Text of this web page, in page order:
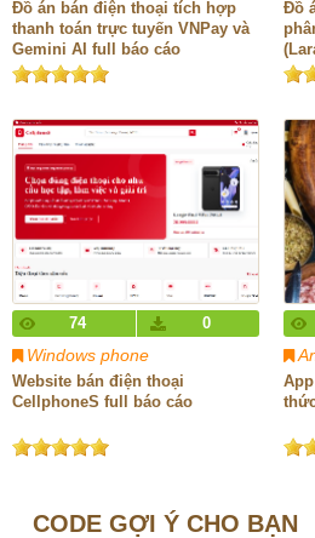
Đồ án bán điện thoại tích hợp
thanh toán trực tuyến VNPay và
Gemini AI full báo cáo
Đồ
chi
74 0
Windows phone
Website bán điện thoại
CellphoneS full báo cáo
CODE GỢI Ý CHO BẠN